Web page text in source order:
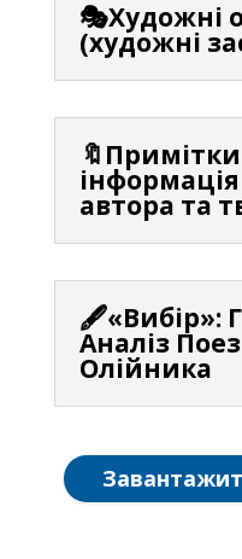
🎭Художні
(художні
автора та
🖋️«Вибір»:
Аналіз
Олійника